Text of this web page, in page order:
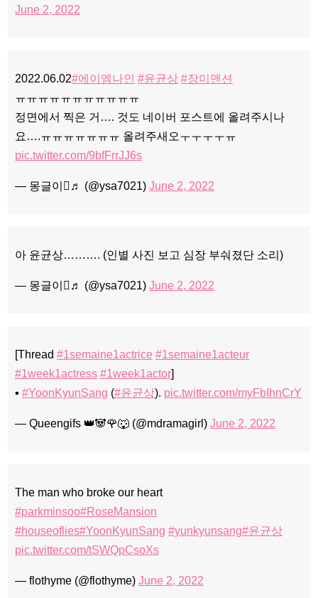
June 2, 2022
2022.06.02#에이엠나인 #윤균상 #장미맨션
ㅠㅠㅠㅠㅠㅠㅠㅠㅠㅠㅠ
정면에서 찍은 거…. 것도 네이버 포스트에 올려주시나
요….ㅠㅠㅠㅠㅠㅠㅠ 올려주새오ㅜㅜㅜㅜㅠ
pic.twitter.com/9bfFrrJJ6s
— 몽글이♬ (@ysa7021) June 2, 2022
아 윤균상………. (인별 사진 보고 심장 부숴졌단 소리)
— 몽글이♬ (@ysa7021) June 2, 2022
[Thread #1semaine1actrice #1semaine1acteur
#1week1actress #1week1actor]
▪️ #YoonKyunSang (#윤균상). pic.twitter.com/myFbIhnCrY
— Queengifs 👑🐼🌹🐺 (@mdramagirl) June 2, 2022
The man who broke our heart
#parkminsoo#RoseMansion
#houseoflies#YoonKyunSang #yunkyunsang#윤균상
pic.twitter.com/tSWQpCsoXs
— flothyme (@flothyme) June 2, 2022